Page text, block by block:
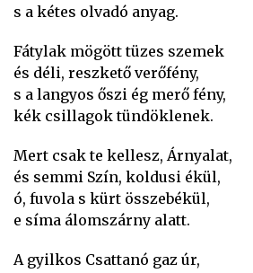
s a kétes olvadó anyag.
Fátylak mögött tüzes szemek
és déli, reszkető verőfény,
s a langyos őszi ég merő fény,
kék csillagok tündöklenek.
Mert csak te kellesz, Árnyalat,
és semmi Szín, koldusi ékül,
ó, fuvola s kürt összebékül,
e síma álomszárny alatt.
A gyilkos Csattanó gaz úr,